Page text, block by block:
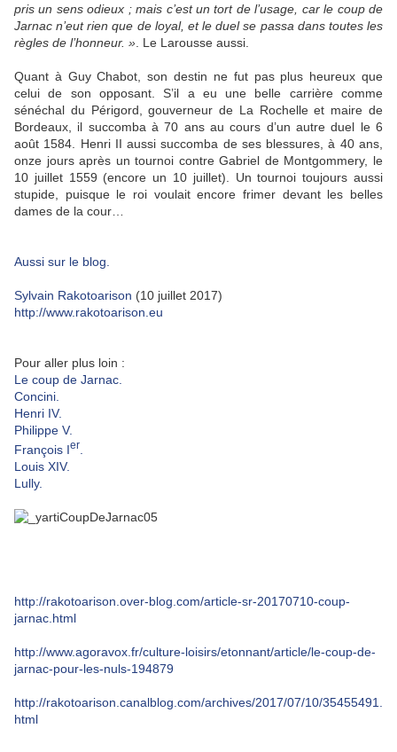
pris un sens odieux ; mais c’est un tort de l’usage, car le coup de
Jarnac n’eut rien que de loyal, et le duel se passa dans toutes les
règles de l’honneur. » . Le Larousse aussi.
Quant à Guy Chabot, son destin ne fut pas plus heureux que
celui de son opposant. S’il a eu une belle carrière comme
sénéchal du Périgord, gouverneur de La Rochelle et maire de
Bordeaux, il succomba à 70 ans au cours d’un autre duel le 6
août 1584. Henri II aussi succomba de ses blessures, à 40 ans,
onze jours après un tournoi contre Gabriel de Montgommery, le
10 juillet 1559 (encore un 10 juillet). Un tournoi toujours aussi
stupide, puisque le roi voulait encore frimer devant les belles
dames de la cour…
Aussi sur le blog.
Sylvain Rakotoarison (10 juillet 2017)
http://www.rakotoarison.eu
Pour aller plus loin :
Le coup de Jarnac.
Concini.
Henri IV.
Philippe V.
François Ier.
Louis XIV.
Lully.
http://rakotoarison.over-blog.com/article-sr-20170710-coup-
jarnac.html
http://www.agoravox.fr/culture-loisirs/etonnant/article/le-coup-de-
jarnac-pour-les-nuls-194879
http://rakotoarison.canalblog.com/archives/2017/07/10/35455491.
html